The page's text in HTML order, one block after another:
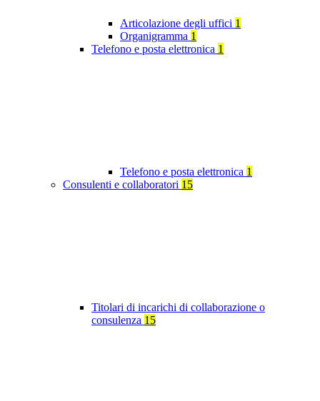
Articolazione degli uffici 1
Organigramma 1
Telefono e posta elettronica 1
Telefono e posta elettronica 1
Consulenti e collaboratori 15
Titolari di incarichi di collaborazione o
consulenza 15